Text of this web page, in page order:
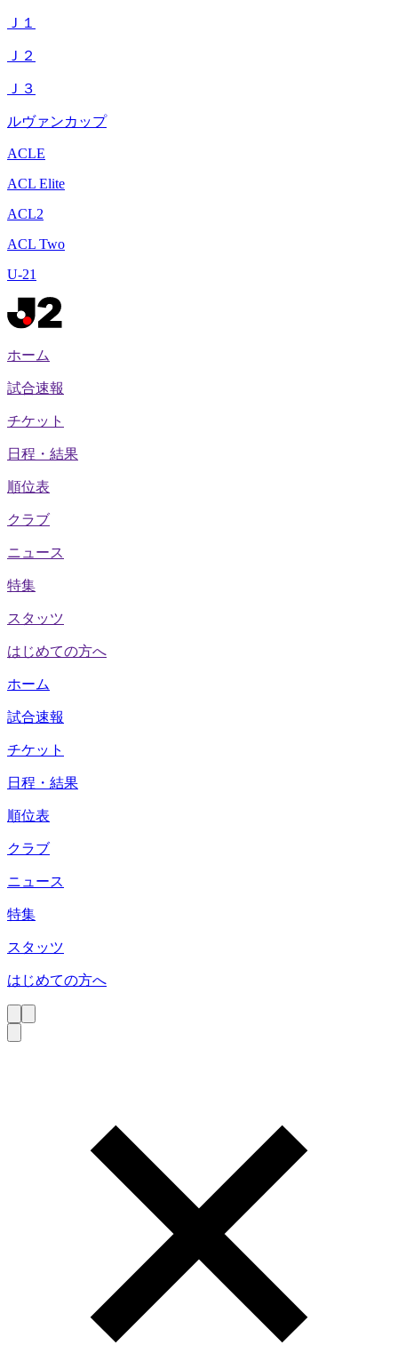
Ｊ１
Ｊ２
Ｊ３
ルヴァンカップ
ACLE
ACL Elite
ACL2
ACL Two
U-21
ホーム
試合速報
チケット
日程・結果
順位表
クラブ
ニュース
特集
スタッツ
はじめての方へ
ホーム
試合速報
チケット
日程・結果
順位表
クラブ
ニュース
特集
スタッツ
はじめての方へ